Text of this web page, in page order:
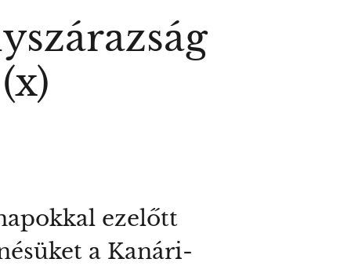
ezelőtt
a Kanári-